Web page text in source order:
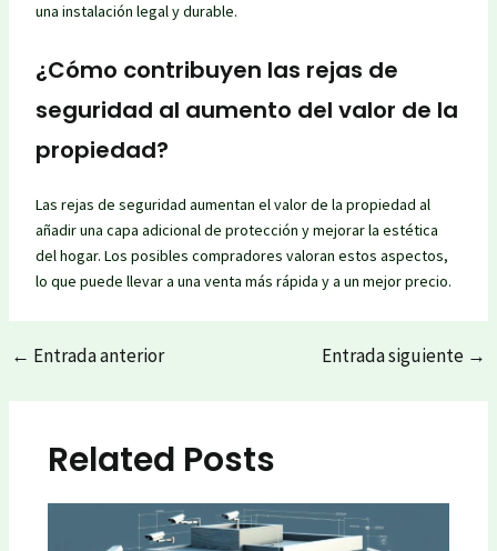
una instalación legal y durable.
¿Cómo contribuyen las rejas de
seguridad al aumento del valor de la
propiedad?
Las rejas de seguridad aumentan el valor de la propiedad al
añadir una capa adicional de protección y mejorar la estética
del hogar. Los posibles compradores valoran estos aspectos,
lo que puede llevar a una venta más rápida y a un mejor precio.
Post
← Entrada anterior Entrada siguiente →
Related Posts